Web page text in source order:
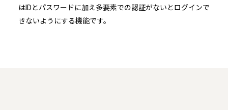
はIDとパスワードに加え多要素での認証がないとログインで
きないようにする機能です。